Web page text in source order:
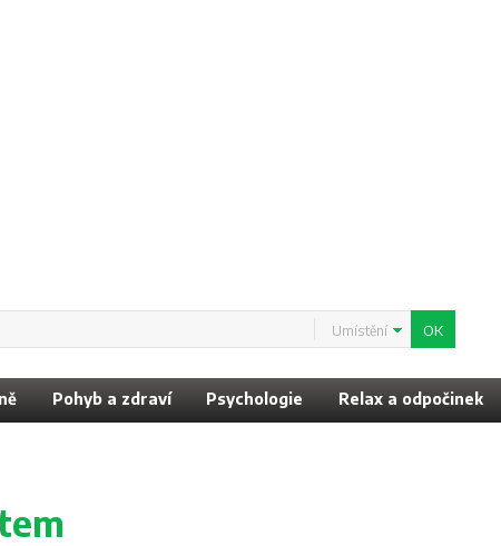
Umístění
Pohyb a zdraví Psychologie Relax a odpočinek